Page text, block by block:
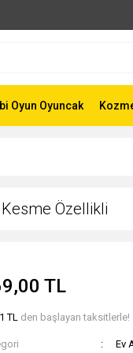
Oyun Oyuncak
Özellikli
TL
TL den başlayan taksitlerle!
Ev